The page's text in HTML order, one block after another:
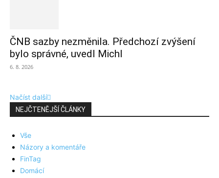
ČNB sazby nezměnila. Předchozí zvýšení
bylo správné, uvedl Michl
6. 8. 2026
Načíst další
NEJČTENĚJŠÍ ČLÁNKY
Vše
Názory a komentáře
FinTag
Domácí